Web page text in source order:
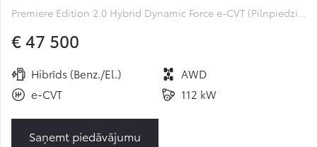
Premiere Edition 2.0 Hybrid Dynamic Force e-CVT (Pilnpiedziņa) (112 kW)
€ 47 500
Hibrīds (Benz./El.)
AWD
e-CVT
112 kW
Saņemt piedāvājumu